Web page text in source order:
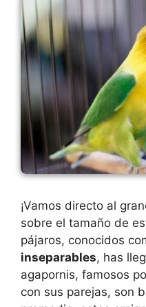
¡Vamos directo al
sobre el tamaño de
pájaros, conocidos
inseparables, has
agapornis, famosos
con sus parejas, son